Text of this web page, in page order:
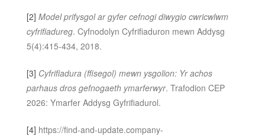
[2] Model prifysgol ar gyfer cefnogi diwygio cwricwlwm
cyfrifiadureg. Cyfnodolyn Cyfrifiaduron mewn Addysg
5(4):415-434, 2018.
[3] Cyfrifiadura (ffisegol) mewn ysgolion: Yr achos
parhaus dros gefnogaeth ymarferwyr. Trafodion CEP
2026: Ymarfer Addysg Gyfrifiadurol.
[4] https://find-and-update.company-